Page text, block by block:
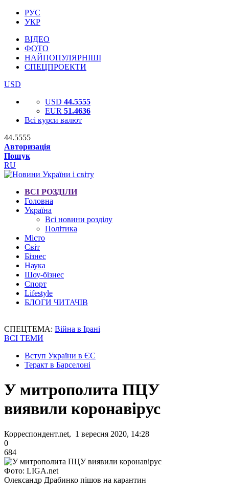
РУС
УКР
ВІДЕО
ФОТО
НАЙПОПУЛЯРНІШІ
СПЕЦПРОЕКТИ
USD
USD 44.5555
EUR 51.4636
Всі курси валют
44.5555
Авторизація
Пошук
RU
ВСІ РОЗДІЛИ
Головна
Україна
Всі новини розділу
Політика
Місто
Світ
Бізнес
Наука
Шоу-бізнес
Спорт
Lifestyle
БЛОГИ ЧИТАЧІВ
СПЕЦТЕМА: Війна в Ірані
ВСІ ТЕМИ
Вступ України в ЄС
Теракт в Барселоні
У митрополита ПЦУ
виявили коронавірус
Корреспондент.net, 1 вересня 2020, 14:28
0
684
Фото: LIGA.net
Олександр Драбинко пішов на карантин